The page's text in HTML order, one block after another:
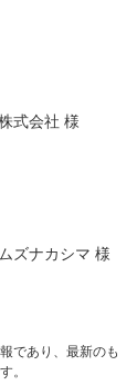
式会社 様
ズナカシマ 様
であり、最新のも
。